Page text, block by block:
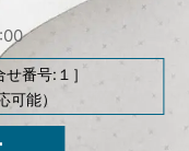
せ番号:１］
可能）